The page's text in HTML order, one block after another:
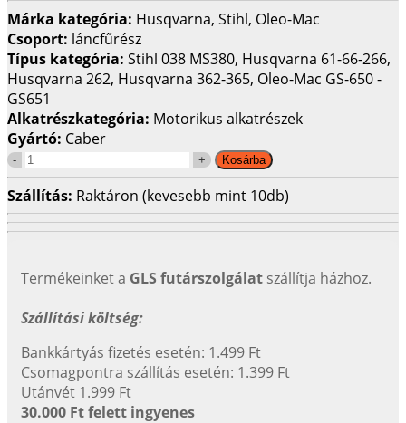
Márka kategória: Husqvarna, Stihl, Oleo-Mac
Csoport: láncfűrész
Típus kategória: Stihl 038 MS380, Husqvarna 61-66-266,
Husqvarna 262, Husqvarna 362-365, Oleo-Mac GS-650 -
GS651
Alkatrészkategória: Motorikus alkatrészek
Gyártó: Caber
Szállítás: Raktáron (kevesebb mint 10db)
Termékeinket a GLS futárszolgálat szállítja házhoz.
Szállítási költség:
Bankkártyás fizetés esetén: 1.499 Ft
Csomagpontra szállítás esetén: 1.399 Ft
Utánvét 1.999 Ft
30.000 Ft felett ingyenes